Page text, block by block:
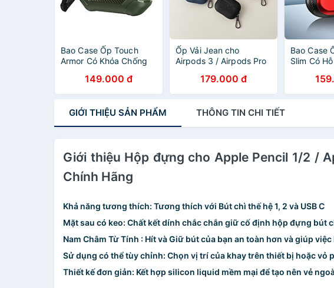
Bao Case Ốp Touch
Armor Có Khóa Chống
cho Airpods Pro 2 -
Hàng Chính Hãng
149.000 đ
Ốp Vải Jean cho
Airpods 3 / Airpods Pro
Pro 3 - Hàng Chính
Hãng
179.000 đ
Bao Case
Slim Có
Lạc Rơi
Airpods
GIỚI THIỆU SẢN PHẨM THÔNG TIN CHI TIẾT
Giới thiệu Hộp đựng cho Apple Pencil 1/2 /
Chính Hãng
Khả năng tương thích: Tương thích với Bút chì thế hệ 1, 2 và USB C
Mặt sau có keo: Chất kết dính chắc chắn giữ cố định hộp đựng bút
Nam Châm Từ Tính : Hít và Giữ bút của bạn an toàn hơn và giúp
Sử dụng có thể tùy chỉnh: Chọn vị trí của khay trên thiết bị hoặc vỏ
Thiết kế đơn giản: Kết hợp silicon liquid mềm mại để tạo nên vẻ